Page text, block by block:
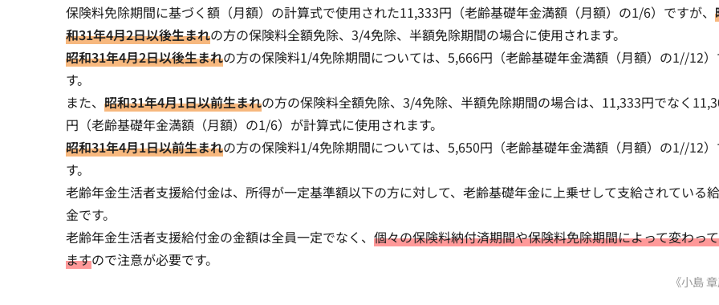
保険料免除期間に基づく額（月額）の計算式で使用された11,333円（老齢基礎年金満額（月額）の1/6）ですが、
和31年4月2日以後生まれの方の保険料全額免除、3/4免除、半額免除期間の場合に使用されます。
昭和31年4月2日以後生まれの方の保険料1/4免除期間については、5,666円（老齢基礎年金満額（月額）の1//12
す。
また、 昭和31年4月1日以前生まれの方の保険料全額免除、3/4免除、半額免除期間の場合は、11,333円でなく
円（老齢基礎年金満額（月額）の1/6）が計算式に使用されます。
昭和31年4月1日以前生まれの方の保険料1/4免除期間については、5,650円（老齢基礎年金満額（月額）の1//12
す。
老齢年金生活者支援給付金は、所得が一定基準額以下の方に対して、老齢基礎年金に上乗せして支給されている
金です。
老齢年金生活者支援給付金の金額は全員一定でなく、 個々の保険料納付済期間や保険料免除期間によって変わっ
ますので注意が必要です。
《小島